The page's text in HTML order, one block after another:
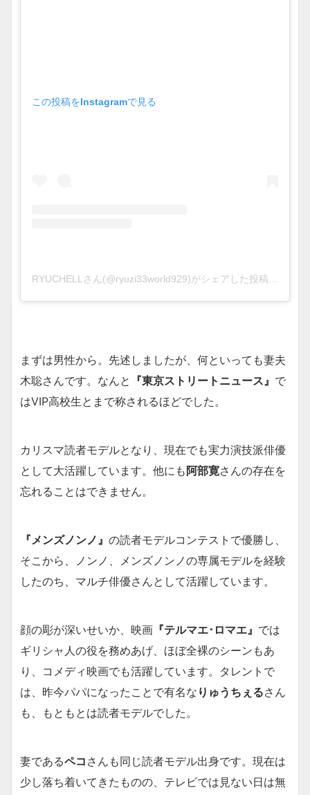
この投稿をInstagramで見る
まずは男性から。先述しましたが、何といっても妻夫
木聡さんです。なんと 『東京ストリートニュース』 で
はVIP高校生とまで称されるほどでした。
カリスマ読者モデルとなり、現在でも実力演技派俳優
として大活躍しています。他にも 阿部寛さんの存在を
忘れることはできません。
『メンズノンノ』 の読者モデルコンテストで優勝し、
そこから、ノンノ、メンズノンノの専属モデルを経験
したのち、マルチ俳優さんとして活躍しています。
顔の彫が深いせいか、映画 『テルマエ･ロマエ』 では
ギリシャ人の役を務めあげ、ほぼ全裸のシーンもあ
り、コメディ映画でも活躍しています。タレントで
は、昨今パパになったことで有名な りゅうちぇるさん
も、もともとは読者モデルでした。
妻であるペコ さんも同じ読者モデル出身です。現在は
少し落ち着いてきたものの、テレビでは見ない日は無